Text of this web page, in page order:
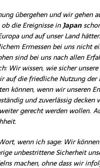
übergehen und wir gehen
die Ereignisse inJapan
und auf unser Land
Ermessen bei uns nicht
sind bei uns nach allen
Wir wissen, wie sicher
auf die friedliche Nutzung der
können, wenn wir unseren
und zuverlässig
gerecht werden wollen.
wenn ich sage: Wir
unbestrittene Sicherheit
machen, ohne dass wir